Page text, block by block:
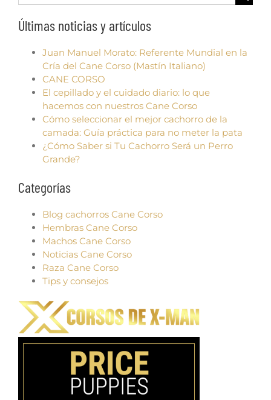
for:
Últimas noticias y artículos
Juan Manuel Morato: Referente Mundial en la
Cría del Cane Corso (Mastín Italiano)
CANE CORSO
El cepillado y el cuidado diario: lo que
hacemos con nuestros Cane Corso
Cómo seleccionar el mejor cachorro de la
camada: Guía práctica para no meter la pata
¿Cómo Saber si Tu Cachorro Será un Perro
Grande?
Categorías
Blog cachorros Cane Corso
Hembras Cane Corso
Machos Cane Corso
Noticias Cane Corso
Raza Cane Corso
Tips y consejos